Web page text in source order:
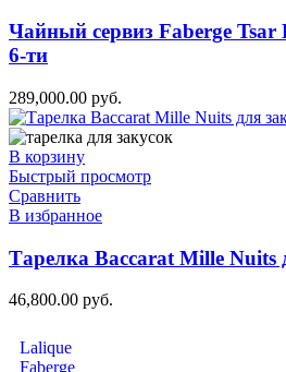
Чайный сервиз Faberge Tsar
6-ти
289,000.00 руб.
В корзину
Быстрый просмотр
Сравнить
В избранное
Тарелка Baccarat Mille Nuits
46,800.00 руб.
Lalique
Faberge